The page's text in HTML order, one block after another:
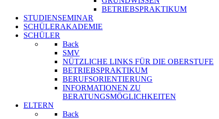
BETRIEBSPRAKTIKUM
STUDIENSEMINAR
SCHÜLERAKADEMIE
SCHÜLER
Back
SMV
NÜTZLICHE LINKS FÜR DIE OBERSTUFE
BETRIEBSPRAKTIKUM
BERUFSORIENTIERUNG
INFORMATIONEN ZU
BERATUNGSMÖGLICHKEITEN
ELTERN
Back